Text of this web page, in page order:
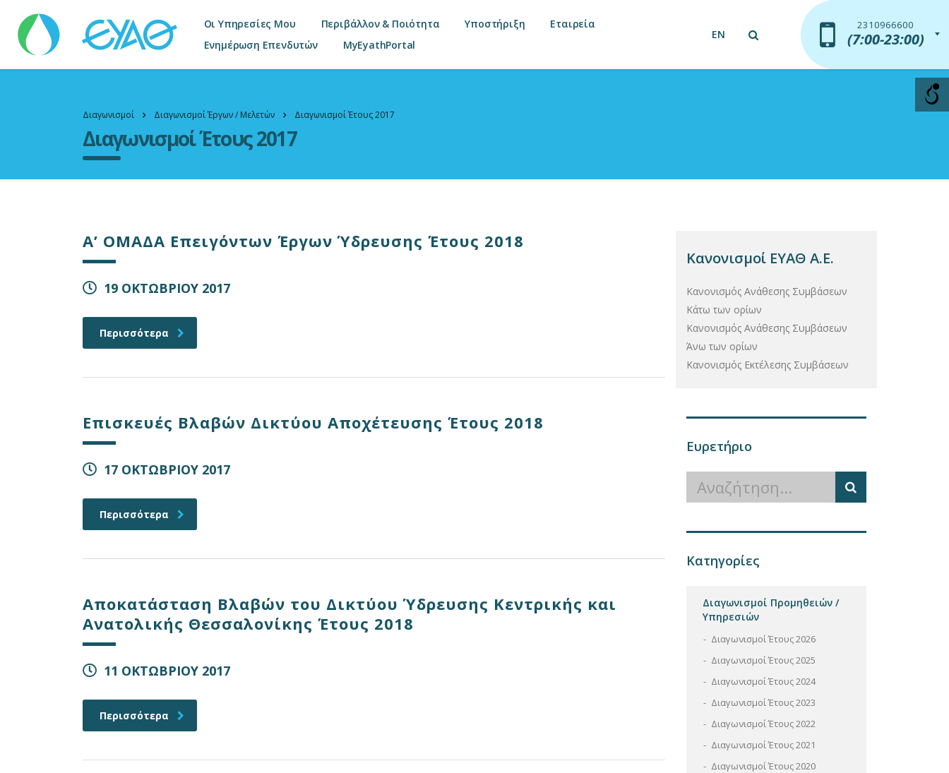
Οι Υπηρεσίες Μου Περιβάλλον & Ποιότητα Υποστήριξη
Εταιρεία
Ενημέρωση Επενδυτών
MyEyathPortal
EN
2310966600
(7:00-23:00)
2310966600
(7:00-23:00)
Διαγωνισμοί Διαγωνισμοί Έργων / Μελετών Διαγωνισμοί Έτους 2017
Διαγωνισμοί Έτους 2017
A’ ΟΜΑΔΑ Επειγόντων Έργων Ύδρευσης Έτους 2018
19 ΟΚΤΩΒΡΙΟΥ 2017
Περισσότερα
Επισκευές Βλαβών Δικτύου Αποχέτευσης Έτους 2018
17 ΟΚΤΩΒΡΙΟΥ 2017
Περισσότερα
Αποκατάσταση Βλαβών του Δικτύου Ύδρευσης Κεντρικής και
Ανατολικής Θεσσαλονίκης Έτους 2018
11 ΟΚΤΩΒΡΙΟΥ 2017
Περισσότερα
Κανονισμοί ΕΥΑΘ Α.Ε.
Κανονισμός Ανάθεσης Συμβάσεων
Κάτω των ορίων
Κανονισμός Ανάθεσης Συμβάσεων
Άνω των ορίων
Κανονισμός Εκτέλεσης Συμβάσεων
Ευρετήριο
Κατηγορίες
Διαγωνισμοί Προμηθειών /
Υπηρεσιών
Διαγωνισμοί Έτους 2026
Διαγωνισμοί Έτους 2025
Διαγωνισμοί Έτους 2024
Διαγωνισμοί Έτους 2023
Διαγωνισμοί Έτους 2022
Διαγωνισμοί Έτους 2021
Διαγωνισμοί Έτους 2020